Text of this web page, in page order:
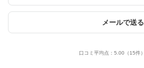
メールで送る
口コミ平均点： 5.00 （15件）